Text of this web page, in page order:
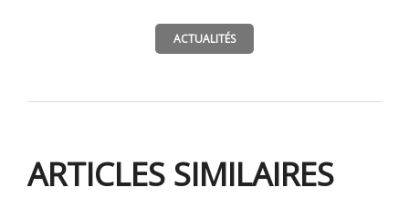
ACTUALITÉS
ARTICLES SIMILAIRES